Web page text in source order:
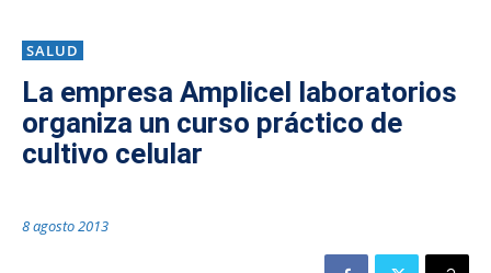
SALUD
La empresa Amplicel laboratorios
organiza un curso práctico de
cultivo celular
8 agosto 2013